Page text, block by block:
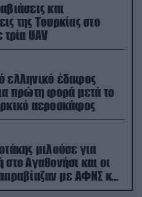
και
της Τουρκίας στο
UAV
ελληνικό έδαφος
πρώτη φορά μετά το
αεροσκάφος
μιλούσε για
Αγαθονήσι και οι
με ΑΦΝΣ και